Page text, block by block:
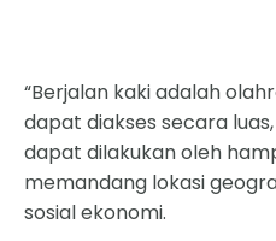
“Berjalan kaki adalah
dapat diakses secara
dapat dilakukan oleh
memandang lokasi
sosial ekonomi.